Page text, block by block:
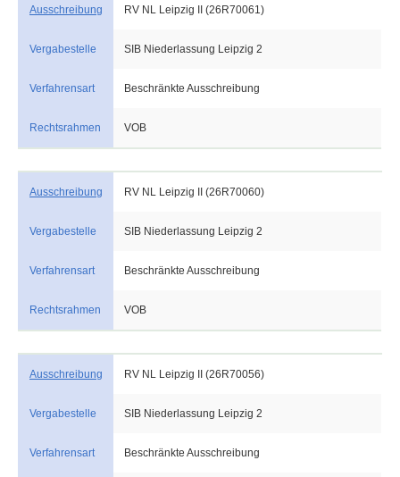
Ausschreibung RV NL Leipzig II (26R70061)
Vergabestelle SIB Niederlassung Leipzig 2
Verfahrensart Beschränkte Ausschreibung
Rechtsrahmen VOB
Ausschreibung RV NL Leipzig II (26R70060)
Vergabestelle SIB Niederlassung Leipzig 2
Verfahrensart Beschränkte Ausschreibung
Rechtsrahmen VOB
Ausschreibung RV NL Leipzig II (26R70056)
Vergabestelle SIB Niederlassung Leipzig 2
Verfahrensart Beschränkte Ausschreibung